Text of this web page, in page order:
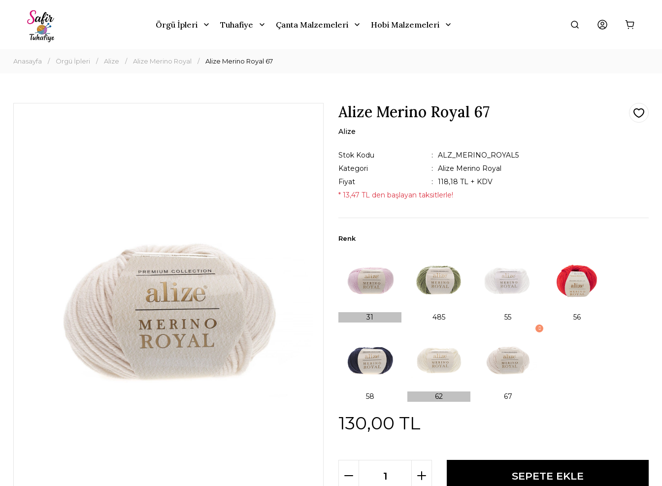
Örgü İpleri Tuhafiye Çanta Malzemeleri Hobi Malzemeleri
Anasayfa Örgü İpleri Alize Alize Merino Royal Alize Merino Royal 67
Alize Merino Royal 67
Alize
Stok Kodu
ALZ_MERINO_ROYAL5
Kategori
Alize Merino Royal
Fiyat
118,18 TL + KDV
* 13,47 TL den başlayan taksitlerle!
Renk
130,00 TL
SEPETE EKLE